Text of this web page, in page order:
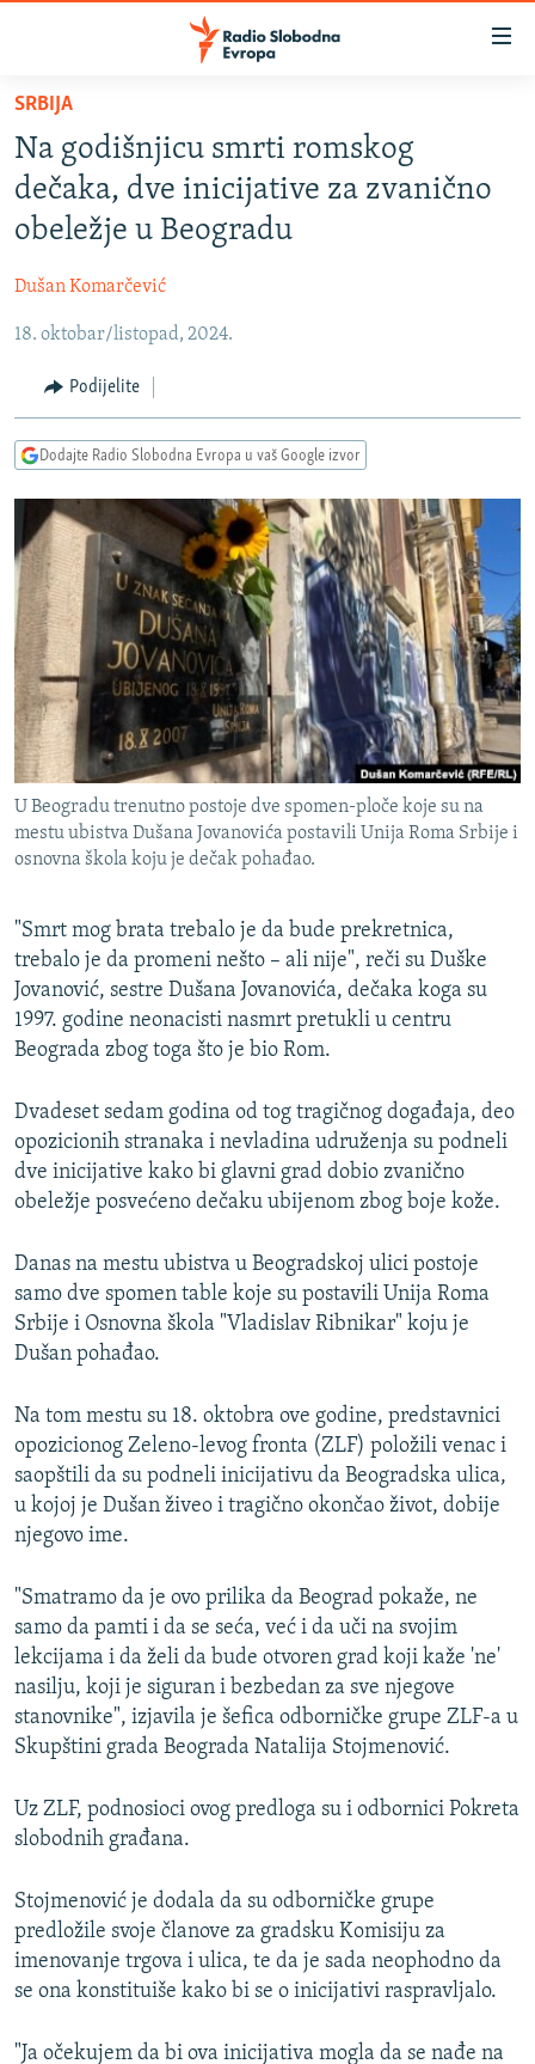
Pređite
glavni
sadržaj
Pređite
na
glavnu
Pređite
pretragu
BOSNA I HERCEGOVINA
SRBIJA
CRNA GORA
VIZUELNO
VIDEO
INFOGRAFIKE
PODCASTI
KINA NA BALKANU
RSE PRIČE IZ SVIJETA
ISPRIČAJ MI
DNEVNO@RSE
SPECIJALI RSE
VIŠE OD NASLOVA
GENOCID U SREBRENICI
POPLAVE I KLIZIŠTA U BIH 2024.
TV LIBERTY
POST SCRIPTUM
TRI DECENIJE OD RATA U BIH
SVE KARTE DEJTONA
NASTANAK I RASPAD JUGOSLAVIJE
PRATITE NAS
Sve RFE/RL stranice
SRBIJA
Na godišnjicu smrti romskog
dečaka, dve inicijative za zvanično
obeležje u Beogradu
Dušan Komarčević
18. oktobar/listopad, 2024.
Podijelite
Dodajte Radio Slobodna Evropa u vaš Google izvor
U Beogradu trenutno postoje dve spomen-ploče koje su na
mestu ubistva Dušana Jovanovića postavili Unija Roma Srbije i
osnovna škola koju je dečak pohađao.
"Smrt mog brata trebalo je da bude prekretnica,
trebalo je da promeni nešto – ali nije", reči su Duške
Jovanović, sestre Dušana Jovanovića, dečaka koga su
1997. godine neonacisti nasmrt pretukli u centru
Beograda zbog toga što je bio Rom.
Dvadeset sedam godina od tog tragičnog događaja, deo
opozicionih stranaka i nevladina udruženja su podneli
dve inicijative kako bi glavni grad dobio zvanično
obeležje posvećeno dečaku ubijenom zbog boje kože.
Danas na mestu ubistva u Beogradskoj ulici postoje
samo dve spomen table koje su postavili Unija Roma
Srbije i Osnovna škola "Vladislav Ribnikar" koju je
Dušan pohađao.
Na tom mestu su 18. oktobra ove godine, predstavnici
opozicionog Zeleno-levog fronta (ZLF) položili venac i
saopštili da su podneli inicijativu da Beogradska ulica,
u kojoj je Dušan živeo i tragično okončao život, dobije
njegovo ime.
"Smatramo da je ovo prilika da Beograd pokaže, ne
samo da pamti i da se seća, već i da uči na svojim
lekcijama i da želi da bude otvoren grad koji kaže 'ne'
nasilju, koji je siguran i bezbedan za sve njegove
stanovnike", izjavila je šefica odborničke grupe ZLF-a u
Skupštini grada Beograda Natalija Stojmenović.
Uz ZLF, podnosioci ovog predloga su i odbornici Pokreta
slobodnih građana.
Stojmenović je dodala da su odborničke grupe
predložile svoje članove za gradsku Komisiju za
imenovanje trgova i ulica, te da je sada neophodno da
se ona konstituiše kako bi se o inicijativi raspravljalo.
"Ja očekujem da bi ova inicijativa mogla da se nađe na